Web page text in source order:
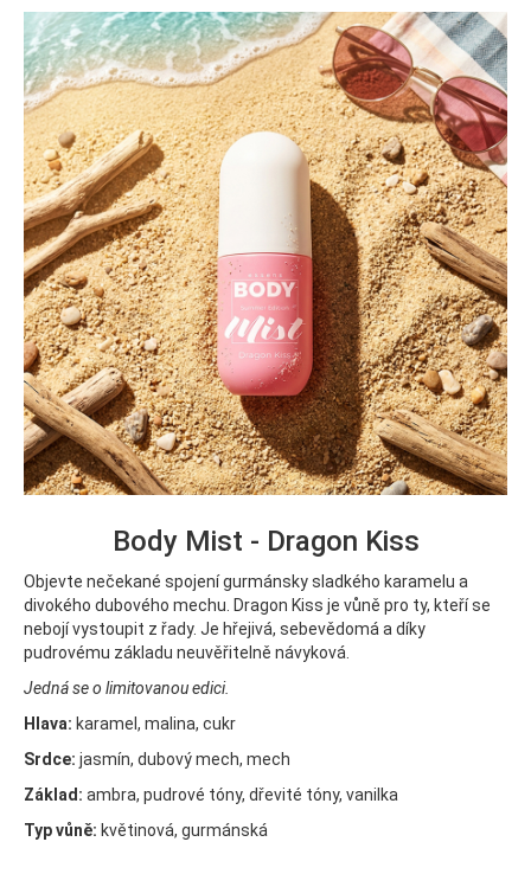
Body Mist - Dragon Kiss
Objevte nečekané spojení gurmánsky sladkého karamelu a
divokého dubového mechu. Dragon Kiss je vůně pro ty, kteří se
nebojí vystoupit z řady. Je hřejivá, sebevědomá a díky
pudrovému základu neuvěřitelně návyková.
Jedná se o limitovanou edici.
Hlava: karamel, malina, cukr
Srdce: jasmín, dubový mech, mech
Základ: ambra, pudrové tóny, dřevité tóny, vanilka
Typ vůně: květinová, gurmánská